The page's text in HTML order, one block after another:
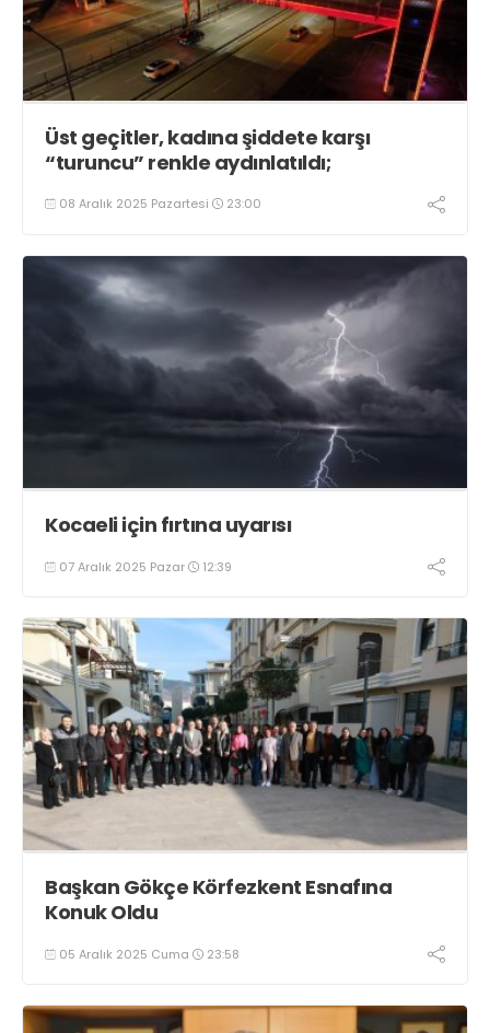
Üst geçitler, kadına şiddete karşı
“turuncu” renkle aydınlatıldı;
08 Aralık 2025 Pazartesi 23:00
Kocaeli için fırtına uyarısı
07 Aralık 2025 Pazar 12:39
Başkan Gökçe Körfezkent Esnafına
Konuk Oldu
05 Aralık 2025 Cuma 23:58